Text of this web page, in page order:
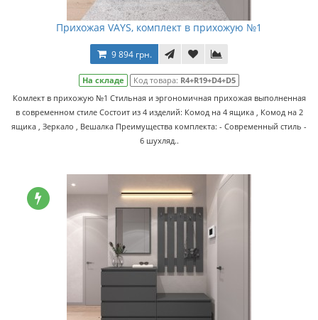
Прихожая VAYS, комплект в прихожую №1
9 894 грн.
На складе Код товара: R4+R19+D4+D5
Комлект в прихожую №1 Стильная и эргономичная прихожая выполненная
в современном стиле Состоит из 4 изделий: Комод на 4 ящика , Комод на 2
ящика , Зеркало , Вешалка Преимущества комплекта: - Современный стиль -
6 шухляд..